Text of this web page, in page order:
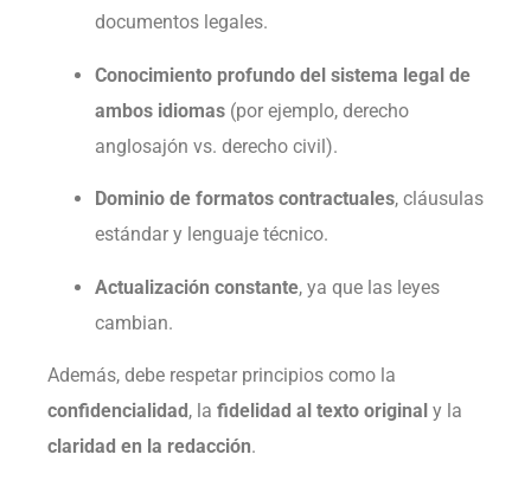
documentos legales.
Conocimiento profundo del sistema legal de
ambos idiomas (por ejemplo, derecho
anglosajón vs. derecho civil).
Dominio de formatos contractuales, cláusulas
estándar y lenguaje técnico.
Actualización constante, ya que las leyes
cambian.
Además, debe respetar principios como la
confidencialidad, la fidelidad al texto original y la
claridad en la redacción.